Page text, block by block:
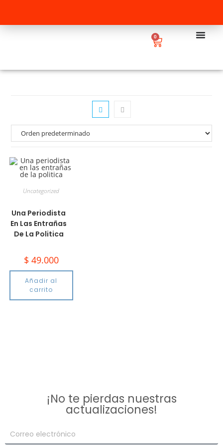
0
Uncategorized
Una Periodista
En Las Entrañas
De La Politica
$ 49.000
Añadir al
carrito
¡No te pierdas nuestras
actualizaciones!